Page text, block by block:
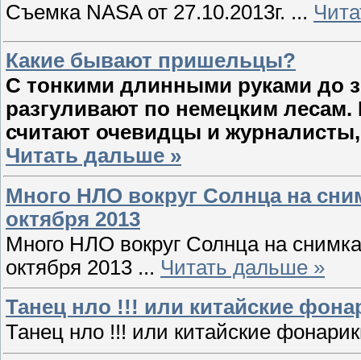
Съемка NASA от 27.10.2013г. ...
Какие бывают пришельцы?
C тонкими длинными руками до
разгуливают по немецким
считают очевидцы и
Читать дальше »
Много НЛО вокруг Солнца на
октября 2013
Много НЛО вокруг Солнца на
октября 2013 ... Читать дальше »
Танец нло !!! или китайские
Танец нло !!! или китайские